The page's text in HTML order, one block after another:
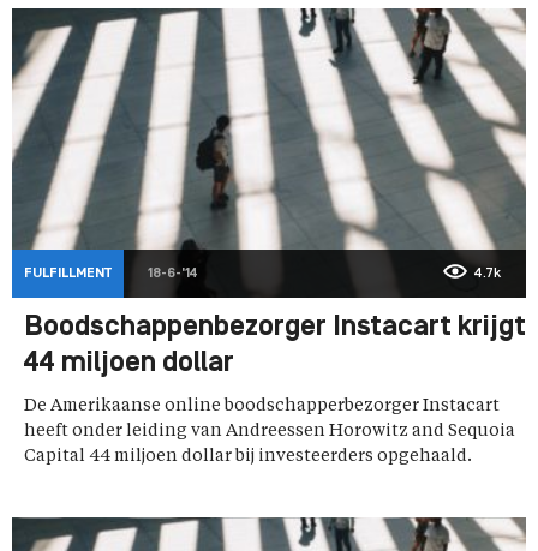
FULFILLMENT 18-6-'14 4.7k
Boodschappenbezorger Instacart krijgt
44 miljoen dollar
De Amerikaanse online boodschapperbezorger Instacart
heeft onder leiding van Andreessen Horowitz and Sequoia
Capital 44 miljoen dollar bij investeerders opgehaald.